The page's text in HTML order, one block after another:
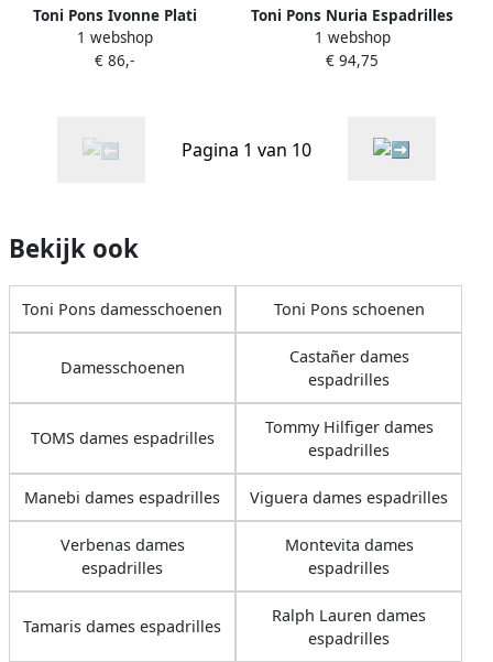
Toni Pons Ivonne Plati
Canto-slipper-plateau zool
slipper-espadrilles
1 webshop
€ 86,-
Toni Pons Nuria Espadrilles
cognac Suede Dames
1 webshop
€ 94,75
Pagina 1 van 10
Bekijk ook
Toni Pons damesschoenen Toni Pons schoenen
Damesschoenen
Castañer dames
espadrilles
TOMS dames espadrilles
Tommy Hilfiger dames
espadrilles
Manebi dames espadrilles Viguera dames espadrilles
Verbenas dames
espadrilles
Montevita dames
espadrilles
Tamaris dames espadrilles
Ralph Lauren dames
espadrilles